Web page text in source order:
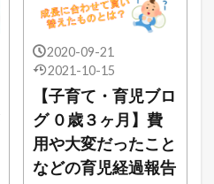
2020-09-21
2021-10-15
【子育て・育児ブロ
グ ０歳３ヶ月】費
用や大変だったこと
などの育児経過報告